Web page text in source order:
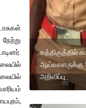
கத்திகுத்தில்
ஆய்வாளருக்கு
அறிவிப்பு